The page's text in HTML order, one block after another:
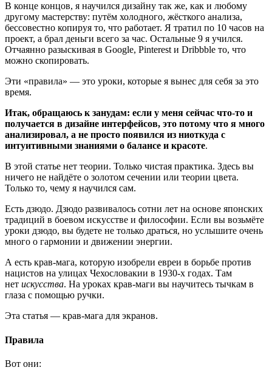
В конце концов, я научился дизайну так же, как и любому
другому мастерству: путём холодного, жёсткого анализа,
бессовестно копируя то, что работает. Я тратил по 10 часов на
проект, а брал деньги всего за час. Остальные 9 я учился.
Отчаянно разыскивая в Google, Pinterest и Dribbble то, что
можно скопировать.
Эти «правила» — это уроки, которые я вынес для себя за это
время.
Итак, обращаюсь к занудам: если у меня сейчас что-то и
получается в дизайне интерфейсов, это потому что я много
анализировал, а не просто появился из ниоткуда с
интуитивными знаниями о балансе и красоте.
В этой статье нет теории. Только чистая практика. Здесь вы
ничего не найдёте о золотом сечении или теории цвета.
Только то, чему я научился сам.
Есть дзюдо. Дзюдо развивалось сотни лет на основе японских
традиций в боевом искусстве и философии. Если вы возьмёте
уроки дзюдо, вы будете не только драться, но услышите очень
много о гармонии и движении энергии.
А есть крав-мага, которую изобрели евреи в борьбе против
нацистов на улицах Чехословакии в 1930-х годах. Там
нет искусства. На уроках крав-маги вы научитесь тычкам в
глаза с помощью ручки.
Эта статья — крав-мага для экранов.
Правила
Вот они: